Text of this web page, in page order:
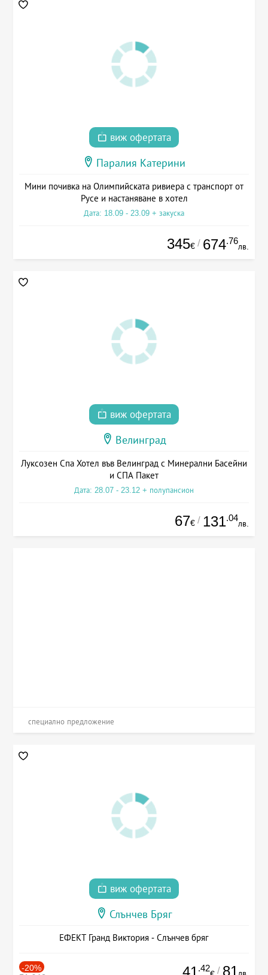
виж офертата
Паралия Катерини
Мини почивка на Олимпийската ривиера с транспорт от
Русе и настаняване в хотел
Дата: 18.09 - 23.09 + закуска
345€ / 674.76
лв.
виж офертата
Велинград
Луксозен Спа Хотел във Велинград с Минерални Басейни
и СПА Пакет
Дата: 28.07 - 23.12 + полупансион
67€ / 131.04
лв.
специално предложение
виж офертата
Слънчев Бряг
ЕФЕКТ Гранд Виктория - Слънчев бряг
-20% 41 .42 / 81